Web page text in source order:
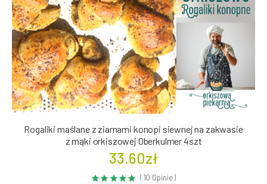
Rogaliki maślane z ziarnami konopi siewnej na zakwasie
z mąki orkiszowej Oberkulmer 4szt
33.60zł
( 10 Opinie )